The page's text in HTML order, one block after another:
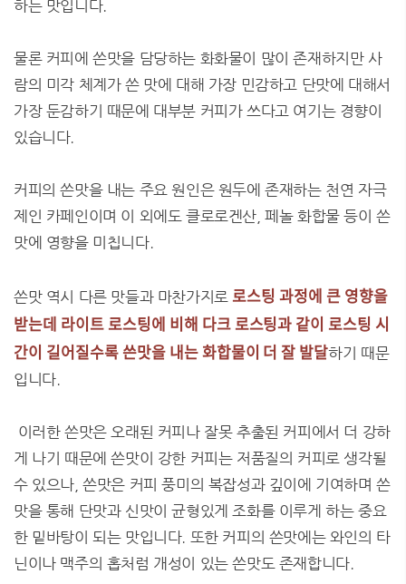
하는 맛입니다.
물론 커피에 쓴맛을 담당하는 화화물이 많이 존재하지만 사
람의 미각 체계가 쓴 맛에 대해 가장 민감하고 단맛에 대해서
가장 둔감하기 때문에 대부분 커피가 쓰다고 여기는 경향이
있습니다.
커피의 쓴맛을 내는 주요 원인은 원두에 존재하는 천연 자극
제인 카페인이며 이 외에도 클로로겐산, 페놀 화합물 등이 쓴
맛에 영향을 미칩니다.
쓴맛 역시 다른 맛들과 마찬가지로로스팅 과정에 큰 영향을
받는데 라이트 로스팅에 비해 다크 로스팅과 같이 로스팅 시
간이 길어질수록 쓴맛을 내는 화합물이 더 잘 발달하기 때문
입니다.
이러한 쓴맛은 오래된 커피나 잘못 추출된 커피에서 더 강하
게 나기 때문에 쓴맛이 강한 커피는 저품질의 커피로 생각될
수 있으나, 쓴맛은 커피 풍미의 복잡성과 깊이에 기여하며 쓴
맛을 통해 단맛과 신맛이 균형있게 조화를 이루게 하는 중요
한 밑바탕이 되는 맛입니다. 또한 커피의 쓴맛에는 와인의 타
닌이나 맥주의 홉처럼 개성이 있는 쓴맛도 존재합니다.